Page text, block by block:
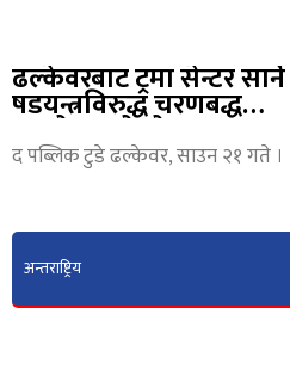
ढल्केवरबाट ट्रमा सेन्टर सार्ने
षडयन्त्रविरुद्ध चरणबद्ध
आन्दोलनको घोषणा
द पब्लिक टुडे ढल्केवर, साउन २१ गते
अन्तराष्ट्रिय